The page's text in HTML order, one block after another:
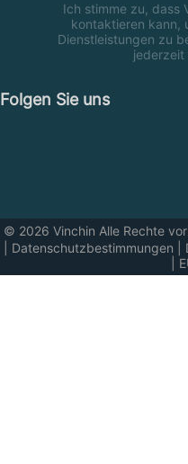
Ich stimme zu, dass
kontaktieren kann,
Dienstleistungen zu
jederzeit
Folgen Sie uns
© 2026 Vinchin Alle Rechte
Datenschutzbestimmungen